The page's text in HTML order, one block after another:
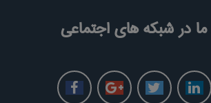
در شبکه های اجتماعی